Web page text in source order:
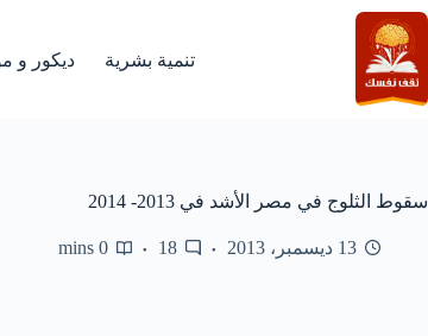
التجاوز
إلى
المحتوى
تنمية بشرية ديكور و
سقوط الثلوج في مصر الأشد في 2013- 2014
13 ديسمبر، 2013 18
0 mins